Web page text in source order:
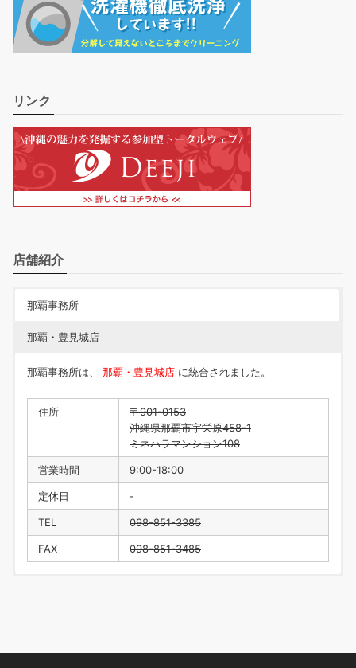
リンク
店舗紹介
那覇事務所
那覇・豊見城店
那覇事務所は、 那覇・豊見城店 に統合されました。
住所
〒901-0153
沖縄県那覇市宇栄原458-1
ミネハラマンション108
営業時間 9:00-18:00
定休日 -
TEL 098-851-3385
FAX 098-851-3485
定休日 水曜日・年末年始